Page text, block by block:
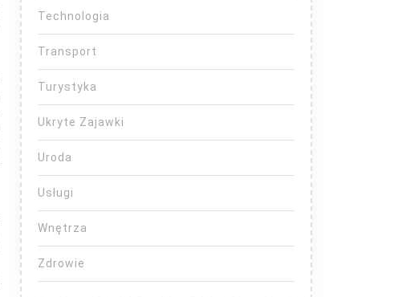
Technologia
Transport
Turystyka
Ukryte Zajawki
Uroda
Usługi
Wnętrza
Zdrowie